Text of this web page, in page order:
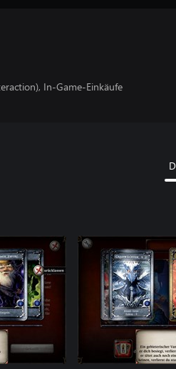
In-Game-Einkäufe